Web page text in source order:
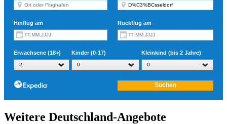
Weitere Deutschland-Angebote